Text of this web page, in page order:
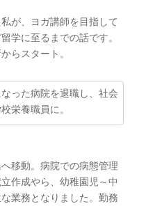
が、ヨガ講師を目指して
学に至るまでの話です。
らスタート。
った病院を退職し、社会
栄養職員に。
移動。病院での病態管理
作成やら、幼稚園児～中
業務となりました。勤務